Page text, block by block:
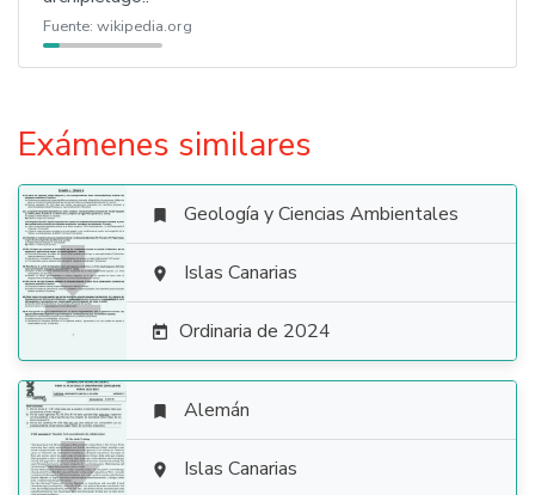
Fuente: wikipedia.org
Exámenes similares

 Geología y Ciencias Ambientales
 Islas Canarias
 Ordinaria de 2024
 Alemán
 Islas Canarias